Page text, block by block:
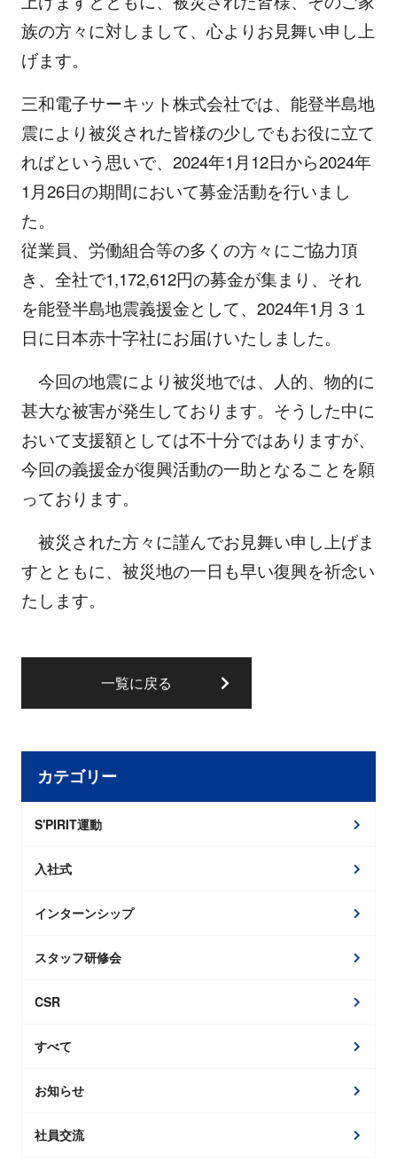
族の方々に対しまして、心よりお見舞い申し上
げます。
三和電子サーキット株式会社では、能登半島地
震により被災された皆様の少しでもお役に立て
ればという思いで、2024年1月12日から2024年
1月26日の期間において募金活動を行いまし
た。
従業員、労働組合等の多くの方々にご協力頂
き、全社で1,172,612円の募金が集まり、それ
を能登半島地震義援金として、2024年1月３１
日に日本赤十字社にお届けいたしました。
今回の地震により被災地では、人的、物的に
甚大な被害が発生しております。そうした中に
おいて支援額としては不十分ではありますが、
今回の義援金が復興活動の一助となることを願
っております。
被災された方々に謹んでお見舞い申し上げま
すとともに、被災地の一日も早い復興を祈念い
たします。
一覧に戻る
カテゴリー
S'PIRIT運動
入社式
インターンシップ
スタッフ研修会
CSR
すべて
お知らせ
社員交流